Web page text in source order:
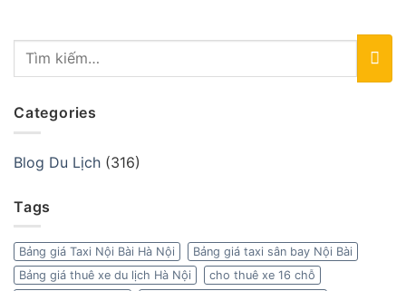
Categories
Blog Du Lịch (316)
Tags
Bảng giá Taxi Nội Bài Hà Nội
Bảng giá taxi sân bay Nội Bài
Bảng giá thuê xe du lịch Hà Nội
cho thuê xe 16 chỗ